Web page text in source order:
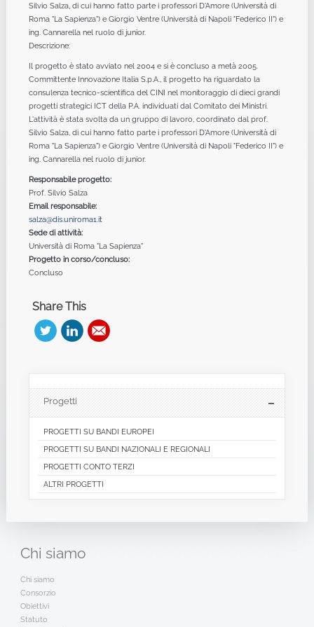
Silvio Salza, di cui hanno fatto parte i professori D'Amore (Università di
Roma "La Sapienza") e Giorgio Ventre (Università di Napoli "Federico II") e
ing. Cannarella nel ruolo di junior.
Descrizione:
Il progetto è stato avviato nel 2004 e si è concluso a metà 2005.
Committente Innovazione Italia S.p.A., il progetto ha riguardato la
consulenza tecnico-scientifica del CINI nel monitoraggio di dieci grandi
progetti strategici ICT della P.A. individuati dal Comitato dei Ministri.
L'attività è stata svolta da un gruppo di lavoro, coordinato dal prof.
Silvio Salza, di cui hanno fatto parte i professori D'Amore (Università di
Roma "La Sapienza") e Giorgio Ventre (Università di Napoli "Federico II") e
ing. Cannarella nel ruolo di junior.
Responsabile progetto:
Prof. Silvio Salza
Email responsabile:
salza@dis.uniroma1.it
Sede di attività:
Università di Roma "La Sapienza"
Progetto in corso/concluso:
Concluso
Share This
Progetti
PROGETTI SU BANDI EUROPEI
PROGETTI SU BANDI NAZIONALI E REGIONALI
PROGETTI CONTO TERZI
ALTRI PROGETTI
Chi siamo
Chi siamo
Consorzio
Obiettivi
Statuto